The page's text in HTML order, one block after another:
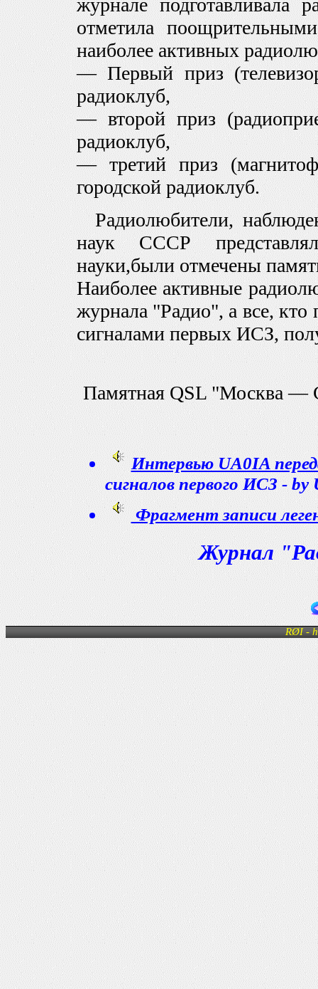
отметила
наиболее активных
— Первый приз
радиоклуб,
— второй приз
радиоклуб,
— третий приз
городской радиоклуб.
Радиолюбители,
наук СССР
науки,были отмечены
Наиболее активные
журнала "Радио", а все, кто
сигналами первых ИСЗ,
Памятная QSL "Москва —
Интервью UA0IA
сигналов первого ИСЗ - by
Фрагмент записи
Журнал
RØI -